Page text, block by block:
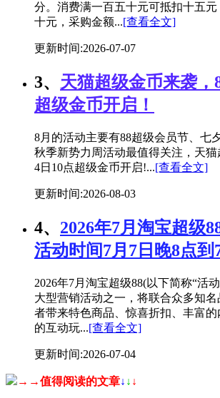
分。消费满一百五十元可抵扣十五
十元，采购金额...[查看全文]
更新时间:2026-07-07
3、 天猫超级金币来袭，
超级金币开启！
8月的活动主要有88超级会员节、七
秋季新势力周活动最值得关注，天猫
4日10点超级金币开启!...[查看全文]
更新时间:2026-08-03
4、 2026年7月淘宝超级
活动时间7月7日晚8点到
2026年7月淘宝超级88(以下简称“活
大型营销活动之一，将联合众多知
者带来特色商品、惊喜折扣、丰富
的互动玩...[查看全文]
更新时间:2026-07-04
→→值得阅读的文章↓ ↓ ↓